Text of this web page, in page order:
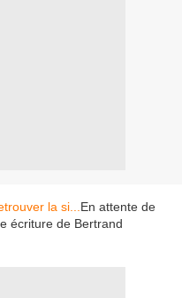
En attente de
écriture de Bertrand